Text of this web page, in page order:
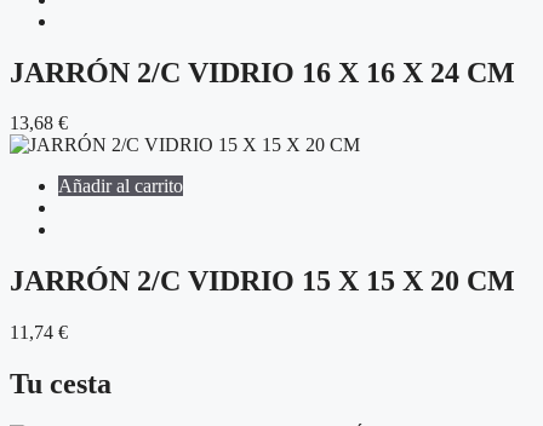
JARRÓN 2/C VIDRIO 16 X 16 X 24 CM
13,68 €
Añadir al carrito
JARRÓN 2/C VIDRIO 15 X 15 X 20 CM
11,74 €
Tu cesta